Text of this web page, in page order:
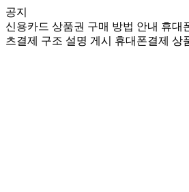
공지
신용카드 상품권 구매 방법 안내 휴대
츠결제 구조 설명 게시
휴대폰결제 상